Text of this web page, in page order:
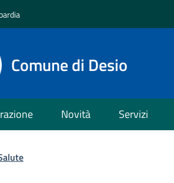
Comune di Desio
Novità Servizi
di pane